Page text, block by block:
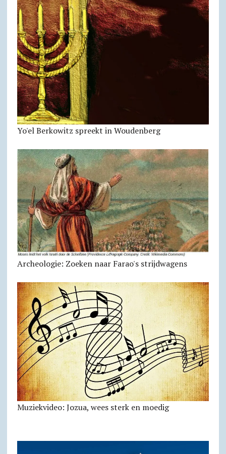
Yo'el Berkowitz spreekt in Woudenberg
Archeologie: Zoeken naar Farao's strijdwagens
Muziekvideo: Jozua, wees sterk en moedig